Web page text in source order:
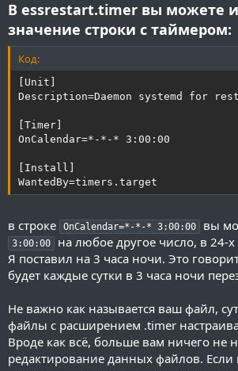
В essrestart.timer вы можете
значение строки с таймером:
Код:
[Unit]
Description=Daemon systemd for
[Timer]
OnCalendar=*-*-* 3:00:00
[Install]
WantedBy=timers.target
в строке OnCalendar=*-*-* 3:00:00 вы
3:00:00
на любое другое число, в 24-
Я поставил на 3 часа ночи. Это
будет каждые сутки в 3 часа ночи
Не важно как называется ваш файл,
файлы с расширением .timer
Вроде как всё, больше вам ничего не
редактирование данных файлов. Если